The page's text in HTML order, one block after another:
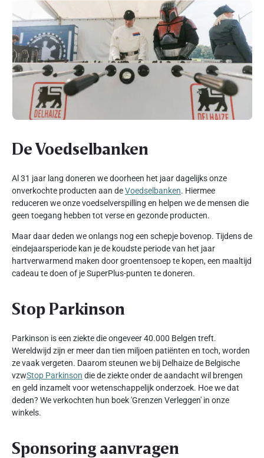
De Voedselbanken
Al 31 jaar lang doneren we doorheen het jaar dagelijks onze
onverkochte producten aan deVoedselbanken. Hiermee
reduceren we onze voedselverspilling en helpen we de mensen die
geen toegang hebben tot verse en gezonde producten.
Maar daar deden we onlangs nog een schepje bovenop. Tijdens de
eindejaarsperiode kan je de koudste periode van het jaar
hartverwarmend maken door groentensoep te kopen, een maaltijd
cadeau te doen of je SuperPlus-punten te doneren.
Stop Parkinson
Parkinson is een ziekte die ongeveer 40.000 Belgen treft.
Wereldwijd zijn er meer dan tien miljoen patiënten en toch, worden
ze vaak vergeten. Daarom steunen we bij Delhaize de Belgische
vzwStop Parkinson die de ziekte onder de aandacht wil brengen
en geld inzamelt voor wetenschappelijk onderzoek. Hoe we dat
deden? We verkochten hun boek 'Grenzen Verleggen' in onze
winkels.
Sponsoring aanvragen